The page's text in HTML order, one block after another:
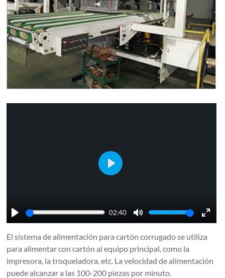
Play
02:40
Mute
Enter
Play
El sistema de alimentación para cartón corrugado se utiliza
para alimentar con cartón al equipo principal, como la
impresora, la troqueladora, etc. La velocidad de alimentación
puede alcanzar a las 100-200 piezas por minuto.